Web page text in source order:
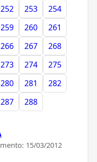
252 253
254
259 260
261
266 267
268
273 274
275
280 281
282
287 288
15/03/2012